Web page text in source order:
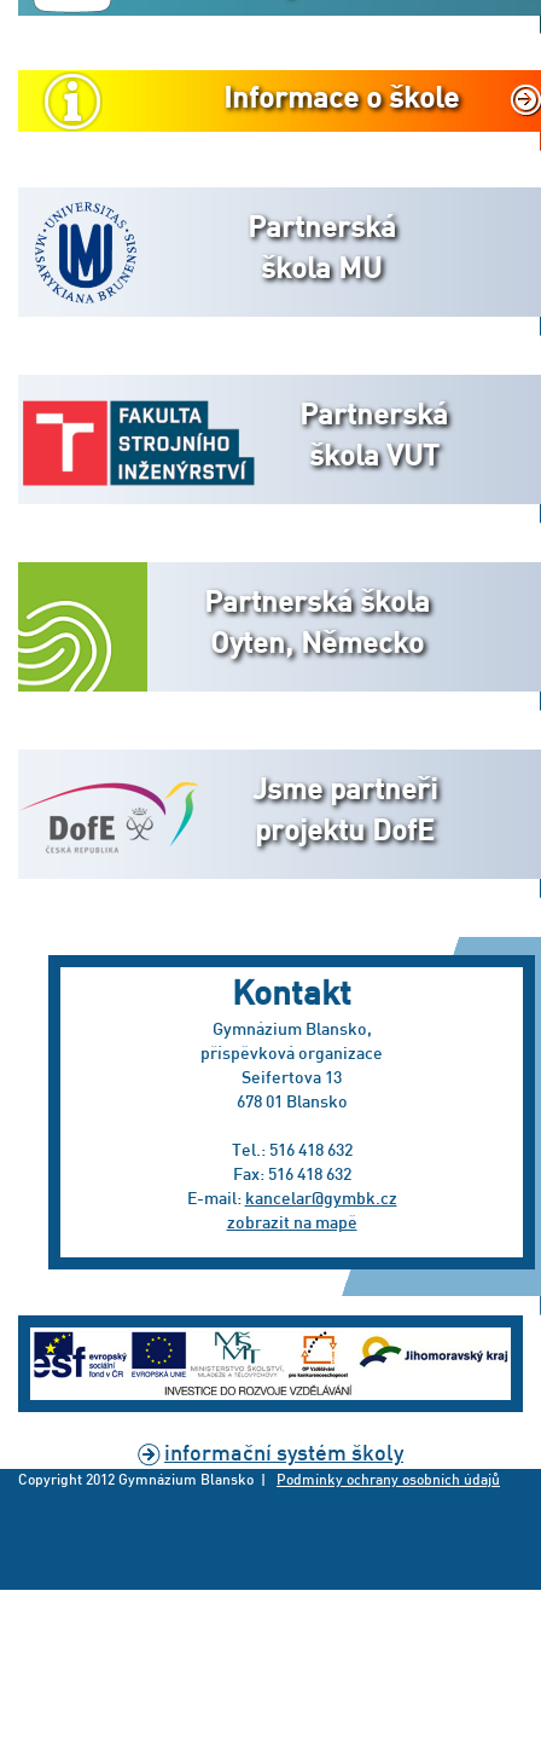
Informace o škole
Partnerská
škola MU
Partnerská
škola VUT
Partnerská škola
Oyten, Německo
Jsme partneři
projektu DofE
Kontakt
Gymnázium Blansko,
příspěvková organizace
Seifertova 13
678 01 Blansko
Tel.: 516 418 632
Fax: 516 418 632
E-mail: kancelar@gymbk.cz
zobrazit na mapě
informační systém školy
Copyright 2012 Gymnázium Blansko | Podmínky ochrany osobních údajů